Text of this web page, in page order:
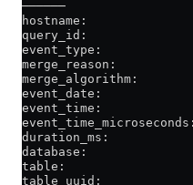
──────
hostname:
query_id:
event_type:
merge_reason:
merge_algorithm:
event_date:
event_time:
duration_ms:
database:
table:
table_uuid: